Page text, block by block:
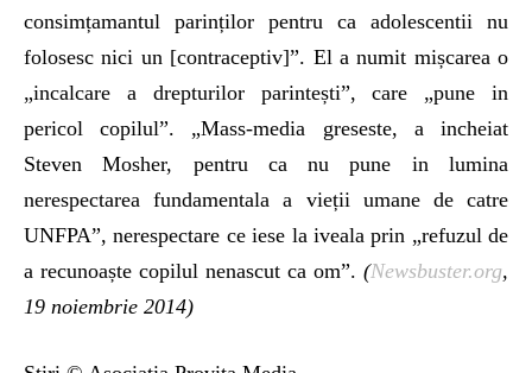
consimțamantul parinților pentru ca adolescentii nu
folosesc nici un [contraceptiv]”. El a numit mișcarea o
„incalcare a drepturilor parintești”, care „pune in
pericol copilul”. „Mass-media greseste, a incheiat
Steven Mosher, pentru ca nu pune in lumina
nerespectarea fundamentala a vieții umane de catre
UNFPA”, nerespectare ce iese la iveala prin „refuzul de
a recunoaște copilul nenascut ca om”. (Newsbuster.org,
19 noiembrie 2014)